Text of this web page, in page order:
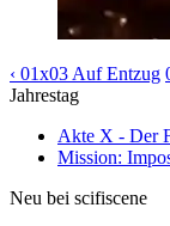
‹ 01x03 Auf Entzug
Jahrestag
Akte X - Der
Mission:
Neu bei scifiscene